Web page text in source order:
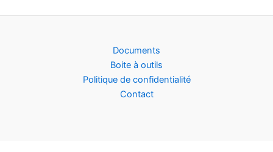
Documents
Boite à outils
Politique de confidentialité
Contact